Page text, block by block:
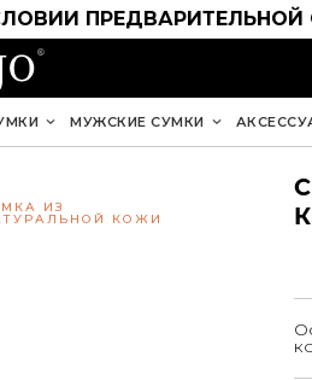
МУЖСКИЕ СУМКИ
ИЗ
КОЖИ